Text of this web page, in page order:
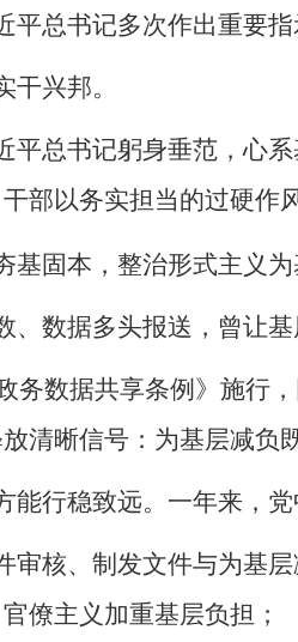
平总书记多次作出重要
干兴邦。
平总书记躬身垂范，心
部以务实担当的过硬
基固本，整治形式主义
、数据多头报送，曾让
务数据共享条例》施行
清晰信号：为基层减
能行稳致远。一年来，
审核、制发文件与为基
僚主义加重基层负担；